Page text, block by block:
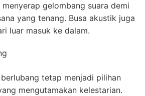
menyerap gelombang suara demi
yang tenang. Busa akustik juga
luar masuk ke dalam.
tetap menjadi pilihan
mengutamakan kelestarian.